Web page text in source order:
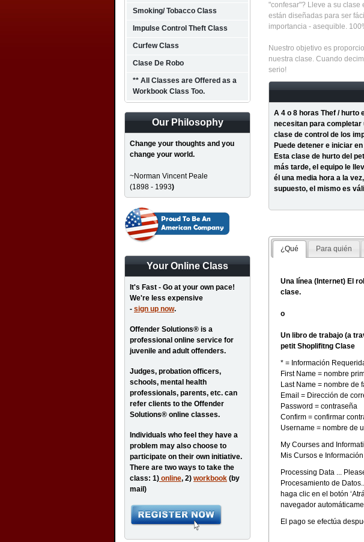
"confesar"? Lleve a su clase
están diseñadas para ser
importancia - asequible.
Nuestro objetivo es
nuestra clase. Cuando
serio!
A 4 o 8 horas Thef / hurto
necesitan para completar
clase de control de los
Puede detener e iniciar
Esta clase de hurto del
más tarde, el equipo le
él una media hora a la
supuesto, el mismo es
¿Qué Para quién
Una línea (Internet) El
clase.
o
Un libro de trabajo (a
petit Shoplifitng Clase
* = Información
First Name = nombre
Last Name = nombre de
Email = Dirección de
Password = contraseña
Confirm = confirmar
Username = nombre de
My Courses and
Mis Cursos e Información
Processing Data ...
Procesamiento de
haga clic en el botón
navegador
El pago se efectúa
Smoking/ Tobacco Class
Impulse Control Theft Class
Curfew Class
Clase De Robo
** All Classes are Offered as a
Workbook Class Too.
Our Philosophy
Change your thoughts and you
change your world.
~Norman Vincent Peale
(1898 - 1993)
Your Online Class
It's Fast - Go at your own pace!
We're less expensive
- sign up now.
Offender Solutions® is a
professional online service for
juvenile and adult offenders.
Judges, probation officers,
schools, mental health
professionals, parents, etc. can
refer clients to the Offender
Solutions® online classes.
Individuals who feel they have a
problem may also choose to
participate on their own initiative.
There are two ways to take the
class: 1) online, 2) workbook (by
mail)